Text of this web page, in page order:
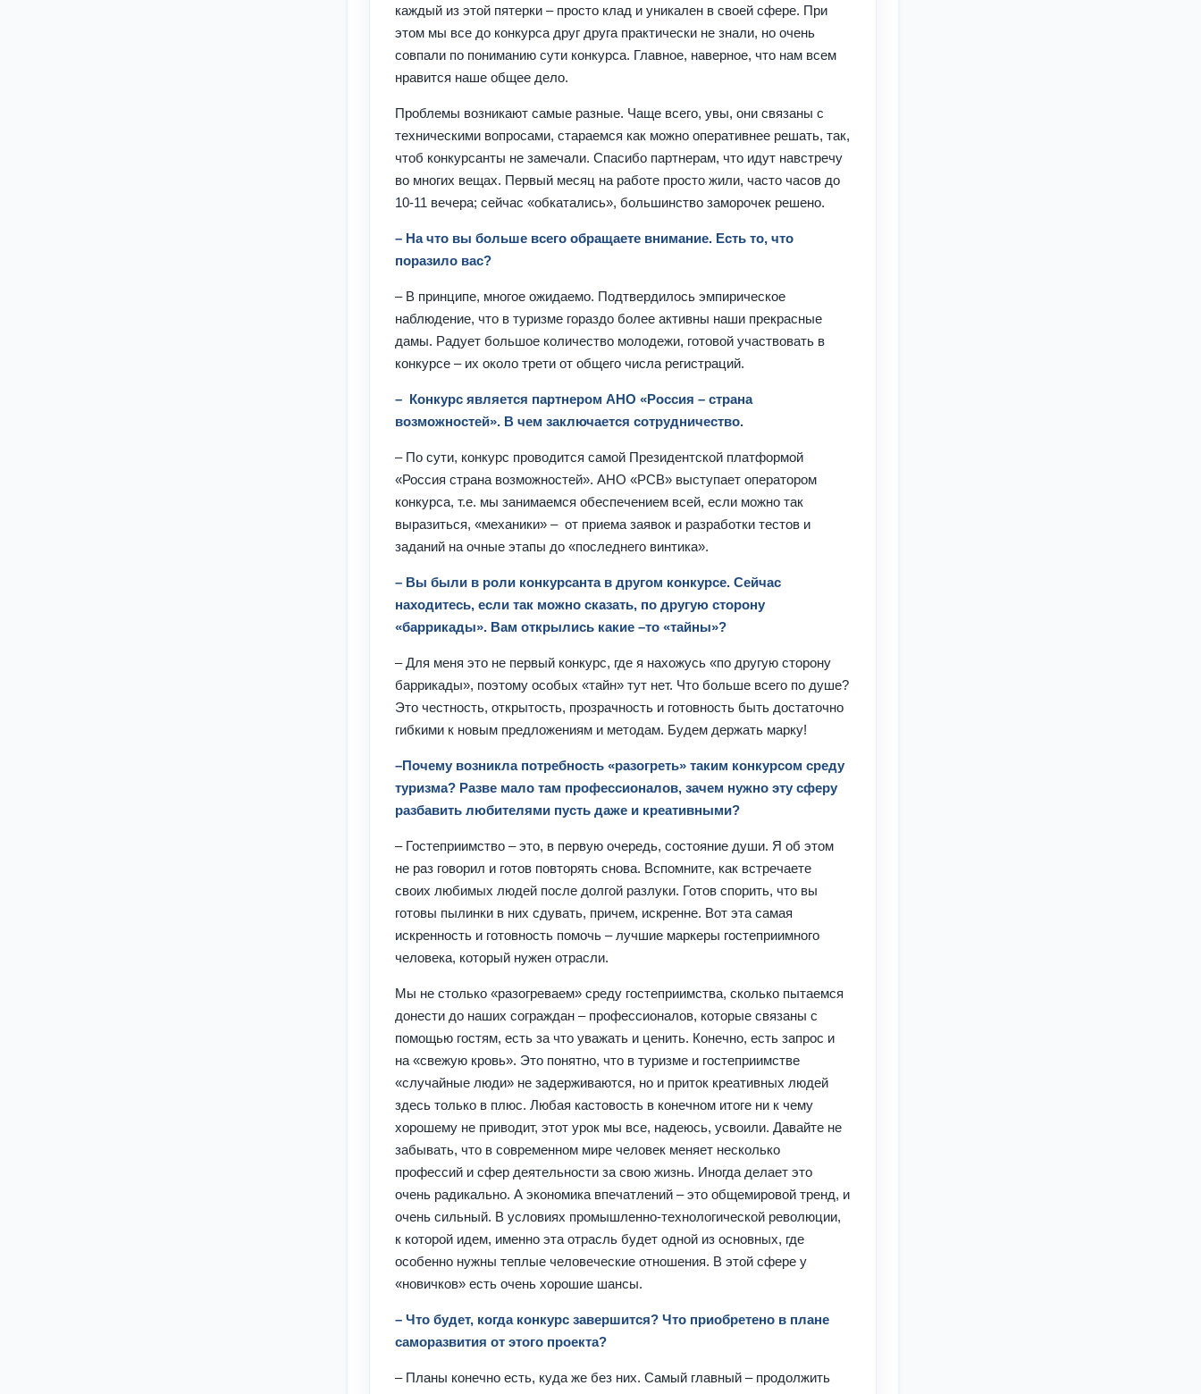
каждый из этой пятерки – просто клад и уникален в своей сфере. При
этом мы все до конкурса друг друга практически не знали, но очень
совпали по пониманию сути конкурса. Главное, наверное, что нам всем
нравится наше общее дело.
Проблемы возникают самые разные. Чаще всего, увы, они связаны с
техническими вопросами, стараемся как можно оперативнее решать, так,
чтоб конкурсанты не замечали. Спасибо партнерам, что идут навстречу
во многих вещах. Первый месяц на работе просто жили, часто часов до
10-11 вечера; сейчас «обкатались», большинство заморочек решено.
– На что вы больше всего обращаете внимание. Есть то, что
поразило вас?
– В принципе, многое ожидаемо. Подтвердилось эмпирическое
наблюдение, что в туризме гораздо более активны наши прекрасные
дамы. Радует большое количество молодежи, готовой участвовать в
конкурсе – их около трети от общего числа регистраций.
– Конкурс является партнером АНО «Россия – страна
возможностей». В чем заключается сотрудничество.
– По сути, конкурс проводится самой Президентской платформой
«Россия страна возможностей». АНО «РСВ» выступает оператором
конкурса, т.е. мы занимаемся обеспечением всей, если можно так
выразиться, «механики» – от приема заявок и разработки тестов и
заданий на очные этапы до «последнего винтика».
– Вы были в роли конкурсанта в другом конкурсе. Сейчас
находитесь, если так можно сказать, по другую сторону
«баррикады». Вам открылись какие –то «тайны»?
– Для меня это не первый конкурс, где я нахожусь «по другую сторону
баррикады», поэтому особых «тайн» тут нет. Что больше всего по душе?
Это честность, открытость, прозрачность и готовность быть достаточно
гибкими к новым предложениям и методам. Будем держать марку!
–Почему возникла потребность «разогреть» таким конкурсом среду
туризма? Разве мало там профессионалов, зачем нужно эту сферу
разбавить любителями пусть даже и креативными?
– Гостеприимство – это, в первую очередь, состояние души. Я об этом
не раз говорил и готов повторять снова. Вспомните, как встречаете
своих любимых людей после долгой разлуки. Готов спорить, что вы
готовы пылинки в них сдувать, причем, искренне. Вот эта самая
искренность и готовность помочь – лучшие маркеры гостеприимного
человека, который нужен отрасли.
Мы не столько «разогреваем» среду гостеприимства, сколько пытаемся
донести до наших сограждан – профессионалов, которые связаны с
помощью гостям, есть за что уважать и ценить. Конечно, есть запрос и
на «свежую кровь». Это понятно, что в туризме и гостеприимстве
«случайные люди» не задерживаются, но и приток креативных людей
здесь только в плюс. Любая кастовость в конечном итоге ни к чему
хорошему не приводит, этот урок мы все, надеюсь, усвоили. Давайте не
забывать, что в современном мире человек меняет несколько
профессий и сфер деятельности за свою жизнь. Иногда делает это
очень радикально. А экономика впечатлений – это общемировой тренд, и
очень сильный. В условиях промышленно-технологической революции,
к которой идем, именно эта отрасль будет одной из основных, где
особенно нужны теплые человеческие отношения. В этой сфере у
«новичков» есть очень хорошие шансы.
– Что будет, когда конкурс завершится? Что приобретено в плане
саморазвития от этого проекта?
– Планы конечно есть, куда же без них. Самый главный – продолжить